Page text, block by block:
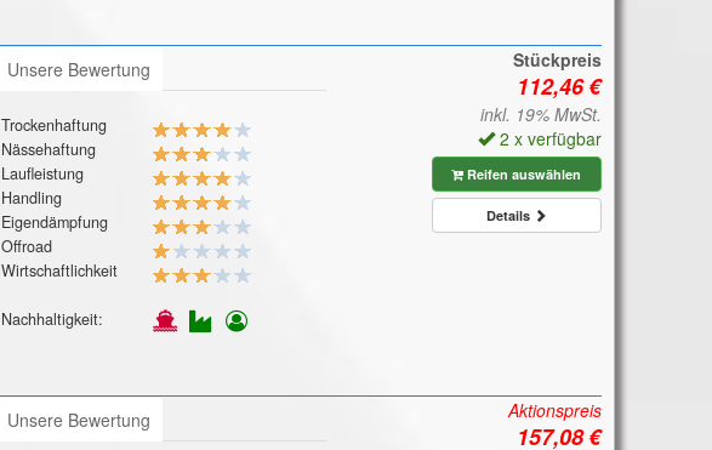
Unsere Bewertung
Trockenhaftung
Nässehaftung
Laufleistung
Handling
Eigendämpfung
Offroad
Wirtschaftlichkeit
Nachhaltigkeit:
Stückpreis
inkl. 19% MwSt.
2 x verfügbar
Reifen auswählen
Details
Unsere Bewertung Aktionspreis